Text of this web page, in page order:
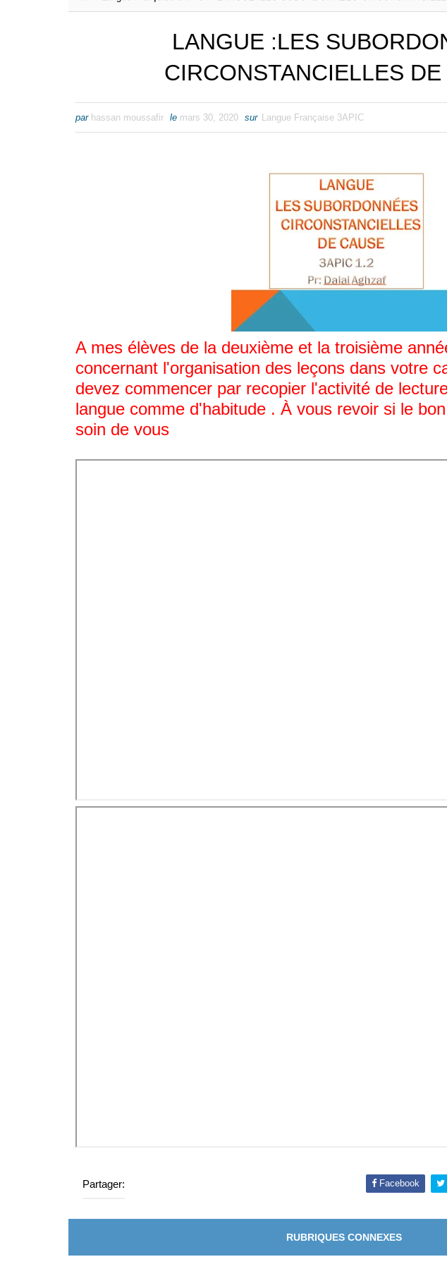
LANGUE :LES
CIRCONSTANCIELLES
par hassan moussafir le mars 30, 2020 sur Langue Française 3APIC
A mes élèves de la deuxième et la troisième
concernant l'organisation des leçons dans votre
devez commencer par recopier l'activité de
langue comme d'habitude . À vous revoir si le
soin de vous
Partager: Facebook
RUBRIQUES CONNEXES